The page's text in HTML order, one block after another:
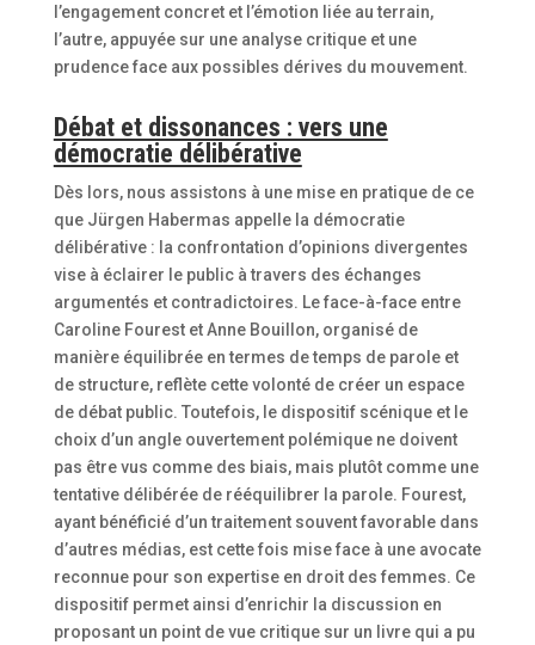
l’engagement concret et l’émotion liée au terrain,
l’autre, appuyée sur une analyse critique et une
prudence face aux possibles dérives du mouvement.
Débat et dissonances : vers une
démocratie délibérative
Dès lors, nous assistons à une mise en pratique de ce
que Jürgen Habermas appelle la démocratie
délibérative : la confrontation d’opinions divergentes
vise à éclairer le public à travers des échanges
argumentés et contradictoires. Le face-à-face entre
Caroline Fourest et Anne Bouillon, organisé de
manière équilibrée en termes de temps de parole et
de structure, reflète cette volonté de créer un espace
de débat public. Toutefois, le dispositif scénique et le
choix d’un angle ouvertement polémique ne doivent
pas être vus comme des biais, mais plutôt comme une
tentative délibérée de rééquilibrer la parole. Fourest,
ayant bénéficié d’un traitement souvent favorable dans
d’autres médias, est cette fois mise face à une avocate
reconnue pour son expertise en droit des femmes. Ce
dispositif permet ainsi d’enrichir la discussion en
proposant un point de vue critique sur un livre qui a pu